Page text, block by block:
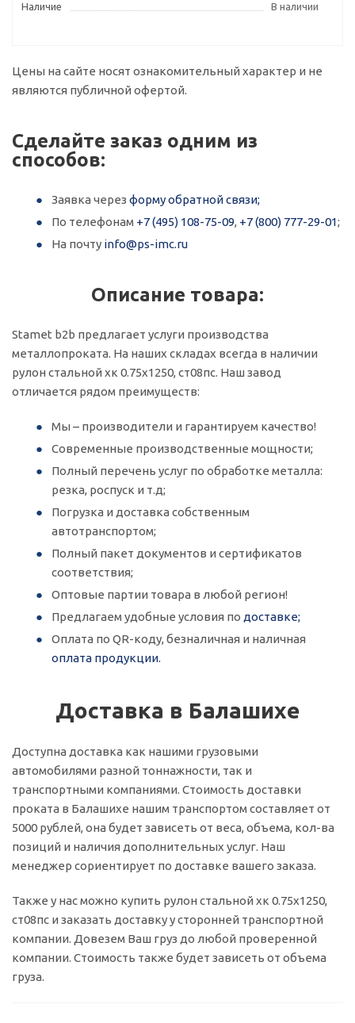
Наличие
В наличии
Цены на сайте носят ознакомительный характер и не
являются публичной офертой.
Сделайте заказ одним из
способов:
Заявка через форму обратной связи;
По телефонам +7 (495) 108-75-09, +7 (800) 777-29-01;
На почту info@ps-imc.ru
Описание товара:
Stamet b2b предлагает услуги производства
металлопроката. На наших складах всегда в наличии
рулон стальной хк 0.75x1250, ст08пс. Наш завод
отличается рядом преимуществ:
Мы – производители и гарантируем качество!
Современные производственные мощности;
Полный перечень услуг по обработке металла:
резка, роспуск и т.д;
Погрузка и доставка собственным
автотранспортом;
Полный пакет документов и сертификатов
соответствия;
Оптовые партии товара в любой регион!
Предлагаем удобные условия по доставке;
Оплата по QR-коду, безналичная и наличная
оплата продукции.
Доставка в Балашихе
Доступна доставка как нашими грузовыми
автомобилями разной тоннажности, так и
транспортными компаниями. Стоимость доставки
проката в Балашихе нашим транспортом составляет от
5000 рублей, она будет зависеть от веса, объема, кол-ва
позиций и наличия дополнительных услуг. Наш
менеджер сориентирует по доставке вашего заказа.
Также у нас можно купить рулон стальной хк 0.75x1250,
ст08пс и заказать доставку у сторонней транспортной
компании. Довезем Ваш груз до любой проверенной
компании. Стоимость также будет зависеть от объема
груза.